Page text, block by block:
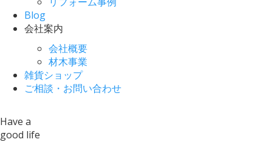
Blog
会社案内
会社概要
材木事業
雑貨ショップ
ご相談・お問い合わせ
Have a
good life